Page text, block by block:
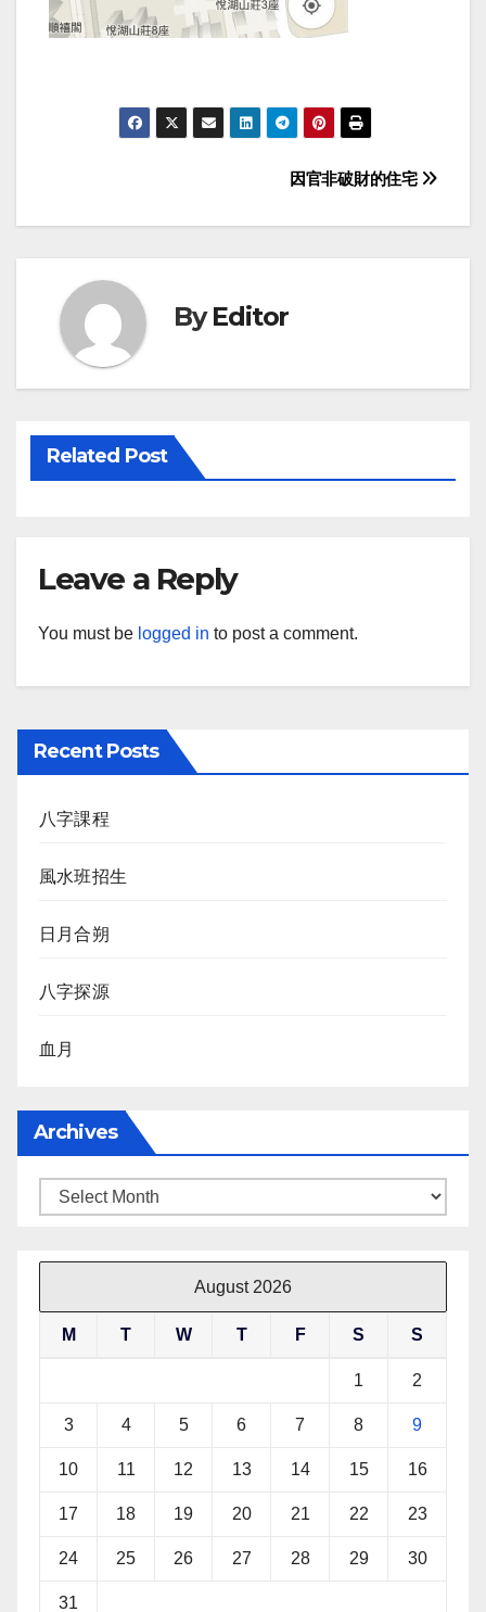
navigation
因官非破財的住宅
ByEditor
Related Post
Leave a Reply
You must be logged in to post a comment.
Recent Posts
八字課程
風水班招生
日月合朔
八字探源
血月
Archives
Archives
August 2026
M T W T F S S
1 2
3 4 5 6 7 8 9
10 11 12 13 14 15 16
17 18 19 20 21 22 23
24 25 26 27 28 29 30
31